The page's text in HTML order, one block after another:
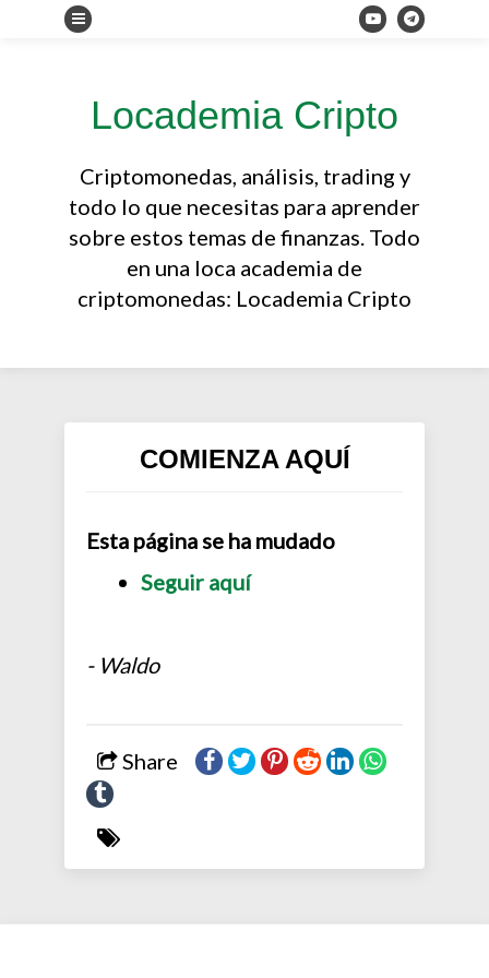
Locademia Cripto
Criptomonedas, análisis, trading y
todo lo que necesitas para aprender
sobre estos temas de finanzas. Todo
en una loca academia de
criptomonedas: Locademia Cripto
COMIENZA AQUÍ
Esta página se ha mudado
Seguir aquí
- Waldo
Share